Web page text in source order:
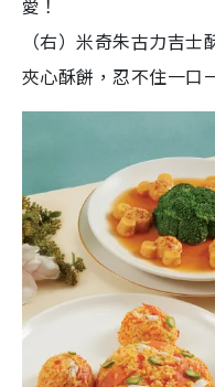
愛！
（右）米奇朱古力吉
夾心酥餅，忍不住一口